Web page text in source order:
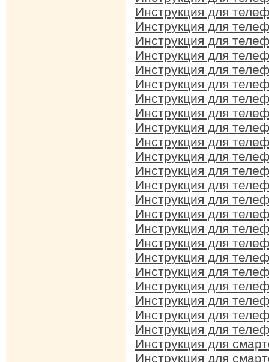
Инструкция для
Инструкция для
Инструкция для
Инструкция для
Инструкция для
Инструкция для
Инструкция для
Инструкция для
Инструкция для
Инструкция для
Инструкция для
Инструкция для
Инструкция для
Инструкция для
Инструкция для
Инструкция для
Инструкция для
Инструкция для
Инструкция для
Инструкция для
Инструкция для
Инструкция для
Инструкция для
Инструкция для
Инструкция для